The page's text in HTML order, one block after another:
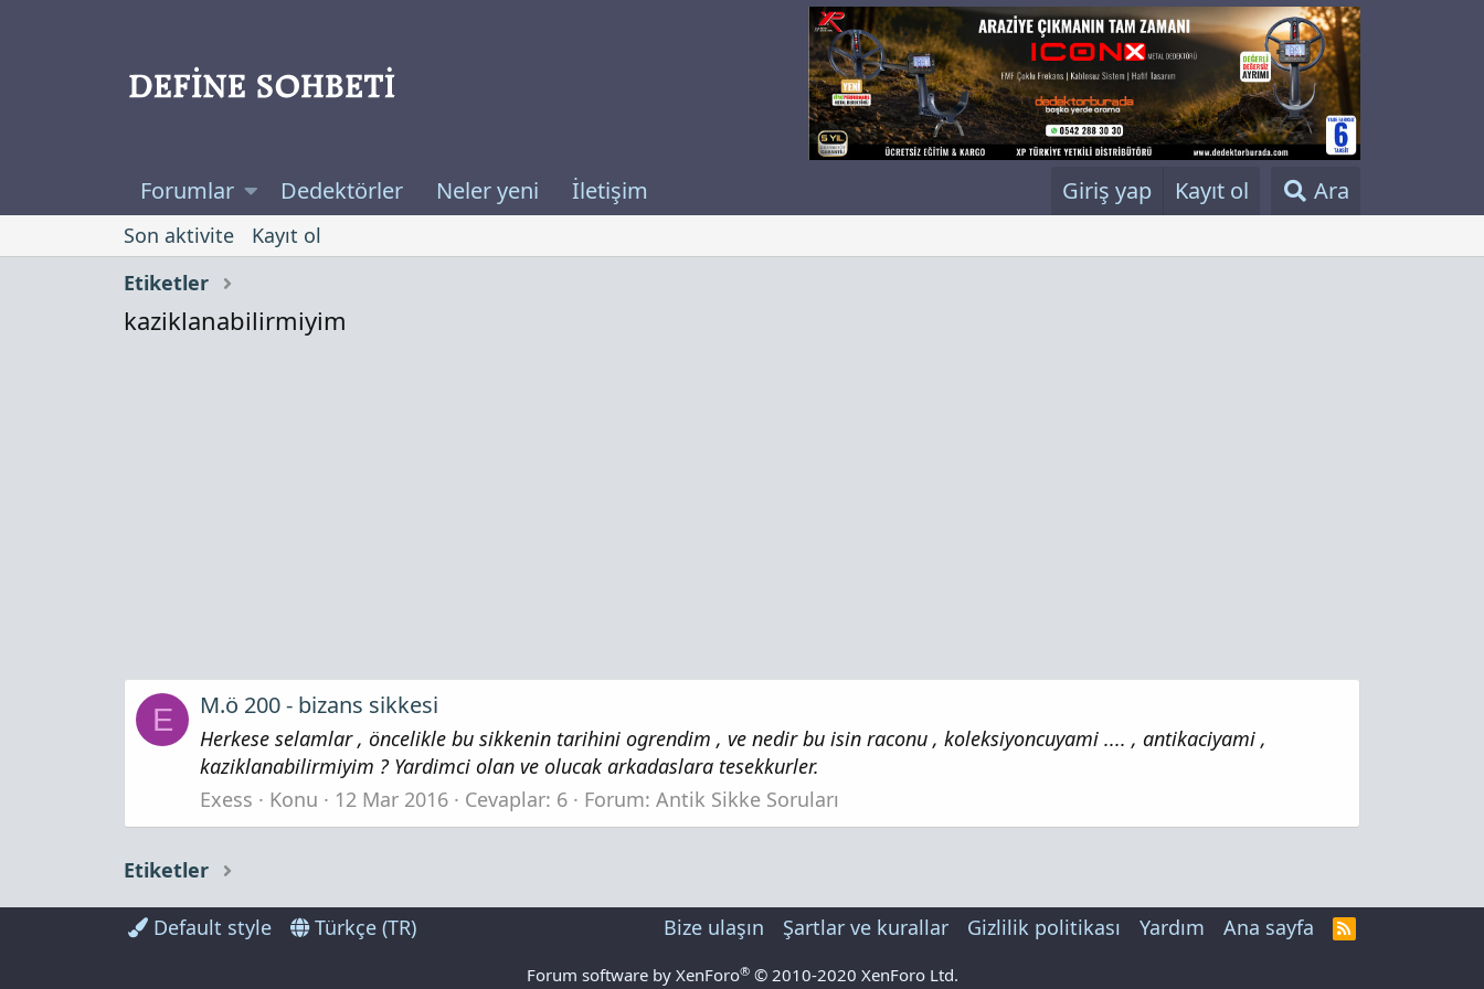
Forumlar Dedektörler Neler yeni İletişim Giriş yap Kayıt ol Ara
Son aktivite
Kayıt ol
Etiketler
kaziklanabilirmiyim
E M.ö 200 - bizans sikkesi
Herkese selamlar , öncelikle bu sikkenin tarihini ogrendim , ve nedir bu isin raconu , koleksiyoncuyami .... , antikaciyami ,
kaziklanabilirmiyim ? Yardimci olan ve olucak arkadaslara tesekkurler.
Exess
Konu 12 Mar 2016 Cevaplar: 6 Forum: Antik Sikke Soruları
Etiketler
Default style Türkçe (TR) Bize ulaşın Şartlar ve kurallar Gizlilik politikası Yardım Ana sayfa
Forum software by XenForo® © 2010-2020 XenForo Ltd.